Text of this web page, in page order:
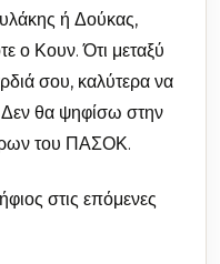
ή Δούκας,
ο Κουν. Ότι μεταξύ
σου, καλύτερα να
Δεν θα ψηφίσω στην
του ΠΑΣΟΚ.
στις επόμενες